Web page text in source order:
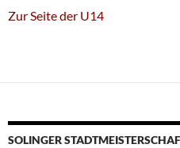
Zur Seite der U14
SOLINGER